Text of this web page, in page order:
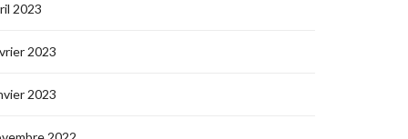
2023
2023
2023